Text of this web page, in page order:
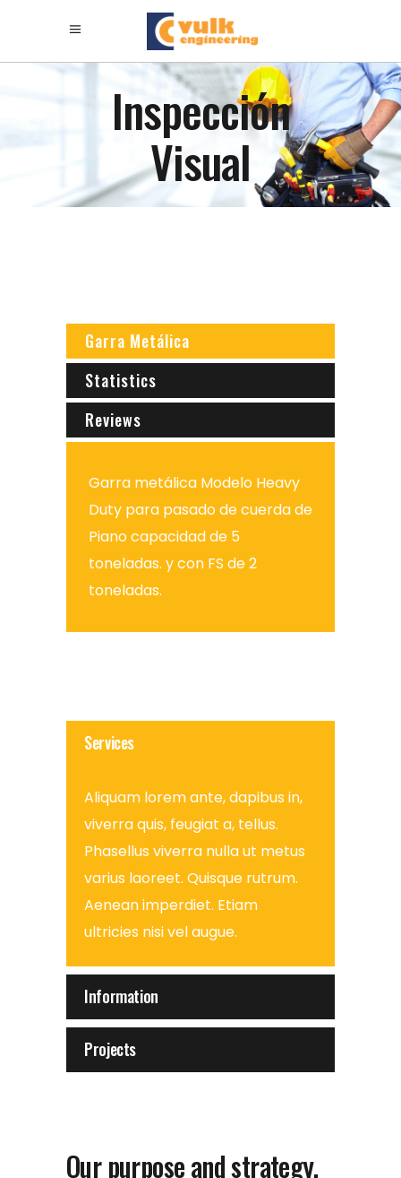
Inspección
Visual
Garra Metálica
Statistics
Reviews
Garra metálica Modelo Heavy
Duty para pasado de cuerda de
Piano capacidad de 5
toneladas. y con FS de 2
toneladas.
Services
Aliquam lorem ante, dapibus in,
viverra quis, feugiat a, tellus.
Phasellus viverra nulla ut metus
varius laoreet. Quisque rutrum.
Aenean imperdiet. Etiam
ultricies nisi vel augue.
Information
Projects
Our purpose and strategy,